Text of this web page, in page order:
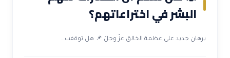
البشر في اختراعاتهم؟
برهان جديد على عظمة الخالق عزّ وجلّ 📌 هل توقفت…